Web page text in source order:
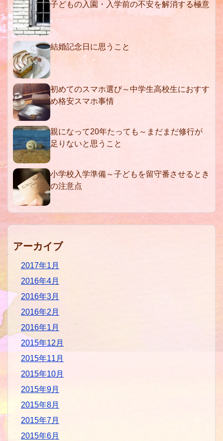
子どもの入園・入学前の不安を解消する極意
結婚記念日に思うこと
初めてのスマホ選び～中学生高校生におすす
め格安スマホ事情
親になって20年たっても～まだまだ修行が
足りないと思うこと
小学校入学準備～子どもを留守番させるとき
の注意点
アーカイブ
2017年1月
2016年4月
2016年3月
2016年2月
2016年1月
2015年12月
2015年11月
2015年10月
2015年9月
2015年8月
2015年7月
2015年6月